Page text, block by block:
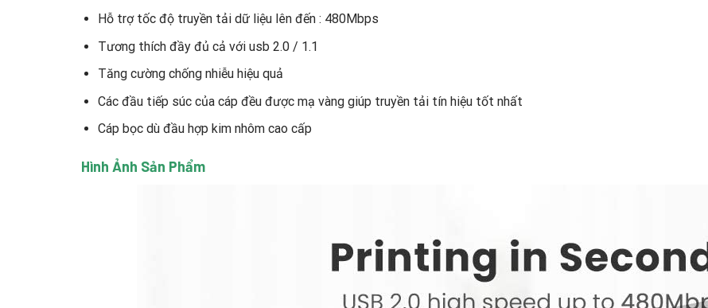
Hỗ trợ tốc độ truyền tải dữ liệu lên đến : 480Mbps
Tương thích đầy đủ cả với usb 2.0 / 1.1
Tăng cường chống nhiễu hiệu quả
Các đầu tiếp súc của cáp đều được mạ vàng giúp truyền tải tín hiệu tốt nhất
Cáp bọc dù đầu hợp kim nhôm cao cấp
Hình Ảnh Sản Phẩm